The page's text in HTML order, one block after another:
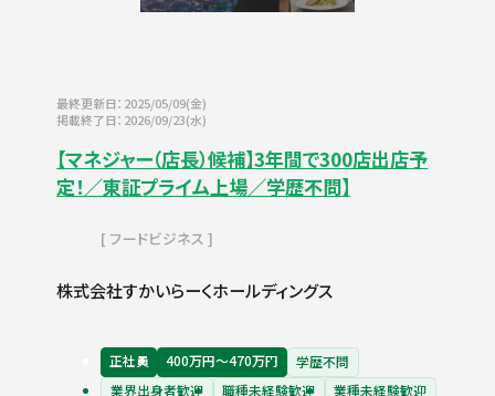
最終更新日：2025/05/09(金)
掲載終了日：2026/09/23(水)
【マネジャー（店長）候補】3年間で300店出店予
定！／東証プライム上場／学歴不問】
フードビジネス
株式会社すかいらーくホールディングス
正社員 400万円〜470万円
学歴不問
業界出身者歓迎
職種未経験歓迎
業種未経験歓迎